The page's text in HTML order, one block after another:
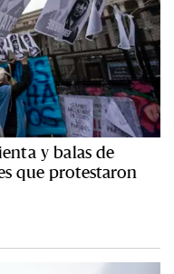
y balas de
que protestaron